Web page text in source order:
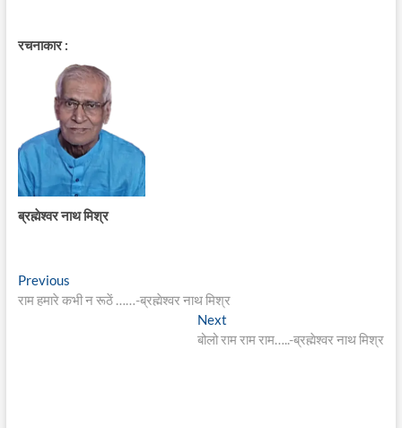
रचनाकार :
ब्रह्मेश्वर नाथ मिश्र
Post
navigation
PreviousPrevious
post:
राम हमारे कभी न रूठें ……-ब्रह्मेश्वर नाथ मिश्र
Next
post:
बोलो राम राम राम…..-ब्रह्मेश्वर नाथ मिश्र